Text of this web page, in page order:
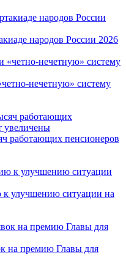
народов России 2026
нечетную» систему
работающих пенсионеров
улучшению ситуации на
на премию Главы для